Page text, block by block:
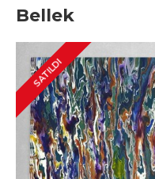
Bellek
SATILDI